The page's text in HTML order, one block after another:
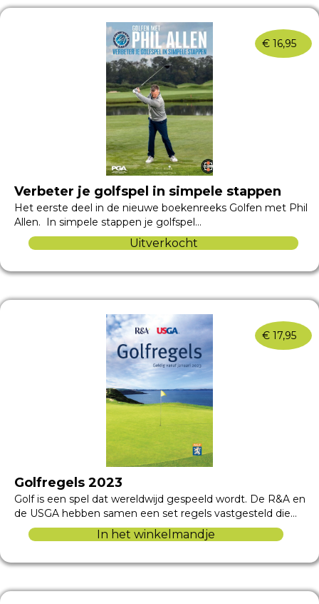
€ 16,95
Verbeter je golfspel in simpele stappen
Het eerste deel in de nieuwe boekenreeks Golfen met Phil
Allen. In simpele stappen je golfspel…
Uitverkocht
€ 17,95
Golfregels 2023
Golf is een spel dat wereldwijd gespeeld wordt. De R&A en
de USGA hebben samen een set regels vastgesteld die…
In het winkelmandje